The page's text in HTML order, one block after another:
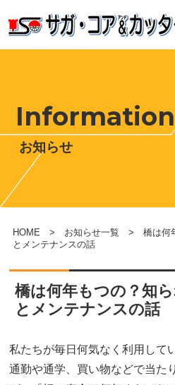
Information
お知らせ
HOME > お知らせ一覧 > 橋は何年
とメンテナンスの話
橋は何年もつの？知
とメンテナンスの話
私たちが毎日何気なく利用して
通勤や通学、買い物などで当た